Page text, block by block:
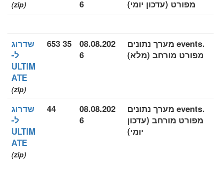
מפורט (עדכון יומי)
6
(zip)
.events מערך נתונים
מפורט מורחב (מלא)
08.08.202
6
35 653
שדרוג
ל-
ULTIM
ATE
(zip)
.events מערך נתונים
מפורט מורחב (עדכון
יומי)
08.08.202
6
44
שדרוג
ל-
ULTIM
ATE
(zip)